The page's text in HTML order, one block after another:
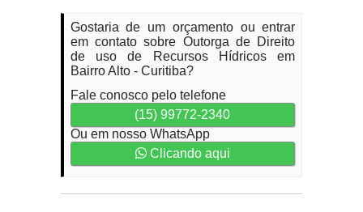
Gostaria de um orçamento ou entrar
em contato sobre Outorga de Direito
de uso de Recursos Hídricos em
Bairro Alto - Curitiba?
Fale conosco pelo telefone
(15) 99772-2340
Ou em nosso WhatsApp
Clicando aqui